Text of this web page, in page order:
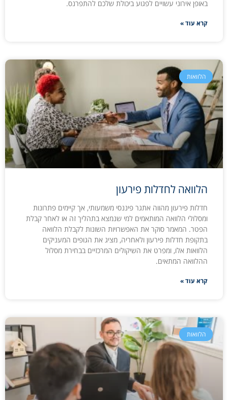
באופן אירוני עשויים לפגוע ביכולת שלכם להתפרנס.
קרא עוד »
הלוואות
הלוואה לחדלות פירעון
חדלות פירעון מהווה אתגר פיננסי משמעותי, אך קיימים פתרונות
ומסלולי הלוואה המותאמים למי שנמצא בתהליך זה או לאחר קבלת
הפטר. המאמר סוקר את האפשרויות השונות לקבלת הלוואה
בתקופת חדלות פירעון ולאחריה, מציג את הגופים המעניקים
הלוואות אלו, ומפרט את השיקולים המרכזיים בבחירת מסלול
ההלוואה המתאים.
קרא עוד »
הלוואות